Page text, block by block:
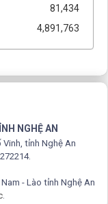
81,434
4,891,763
NGHỆ AN
tỉnh Nghệ An
- Lào tỉnh Nghệ An
.